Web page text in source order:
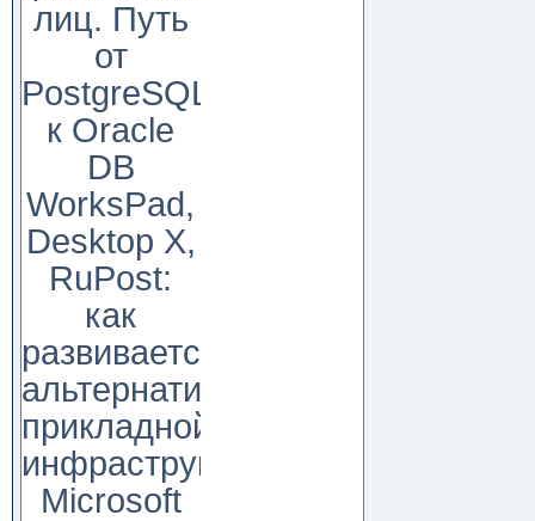
лиц. Путь
от
PostgreSQL
к Oracle
DB
WorksPad,
Desktop X,
RuPost:
как
развивается
альтернатива
прикладной
инфраструктуре
Microsoft